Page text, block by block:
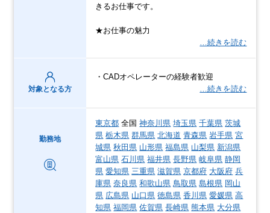
きるお仕事です。
★お仕事の魅力
…続きを読む
対象となる方
・CADオペレーターの経験者歓迎
…続きを読む
勤務地
東京都 全国神奈川県 埼玉県 千葉県 茨城
県 栃木県 群馬県 北海道 青森県 岩手県 宮
城県 秋田県 山形県 福島県 山梨県 新潟県
富山県 石川県 福井県 長野県 岐阜県 静岡
県 愛知県 三重県 滋賀県 京都府 大阪府 兵
庫県 奈良県 和歌山県 鳥取県 島根県 岡山
県 広島県 山口県 徳島県 香川県 愛媛県 高
知県 福岡県 佐賀県 長崎県 熊本県 大分県